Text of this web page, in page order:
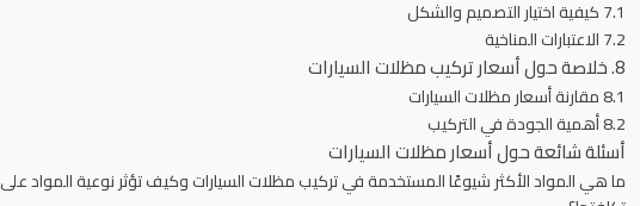
7.1 كيفية اختيار التصميم والشكل
7.2 الاعتبارات المناخية
8. خلاصة حول أسعار تركيب مظلات السيارات
8.1 مقارنة أسعار مظلات السيارات
8.2 أهمية الجودة في التركيب
أسئلة شائعة حول أسعار مظلات السيارات
ما هي المواد الأكثر شيوعًا المستخدمة في تركيب مظلات السيارات وكيف تؤثر نوعية المواد على